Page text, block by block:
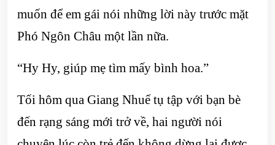
muốn để em gái nói những lời này trước mặt
Phó Ngôn Châu một lần nữa.
“Hy Hy, giúp mẹ tìm mấy bình hoa.”
Tối hôm qua Giang Nhuế tụ tập với bạn bè
đến rạng sáng mới trở về, hai người nói